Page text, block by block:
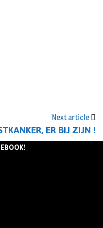
Next article
ER BIJ ZIJN !